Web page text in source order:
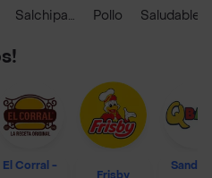
Salchipapas Pollo Saludable
El Corral -
Frisby